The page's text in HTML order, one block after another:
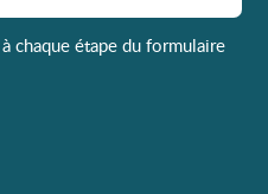
chaque étape du formulaire